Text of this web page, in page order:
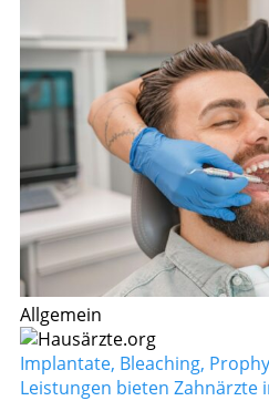
Allgemein
Implantate, Bleaching,
Leistungen bieten Zahnärzte